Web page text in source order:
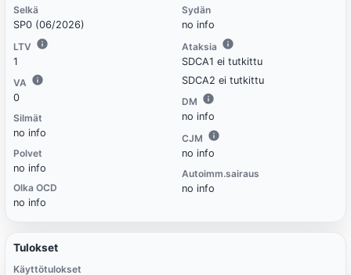
Selkä
SP0 (06/2026)
LTV
1
VA
0
Silmät
no info
Polvet
no info
Olka OCD
no info
Sydän
no info
Ataksia
SDCA1 ei tutkittu
SDCA2 ei tutkittu
DM
no info
CJM
no info
Autoimm.sairaus
no info
Tulokset
Käyttötulokset